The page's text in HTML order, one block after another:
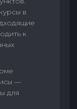
в
к
—
для